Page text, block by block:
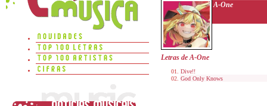
A-One
Letras de A-One
Dive!!
God Only Knows